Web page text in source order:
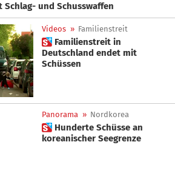
Schlag- und Schusswaffen
Videos » Familienstreit
 Familienstreit in
Deutschland endet mit
Schüssen
Panorama » Nordkorea
 Hunderte Schüsse an
koreanischer Seegrenze